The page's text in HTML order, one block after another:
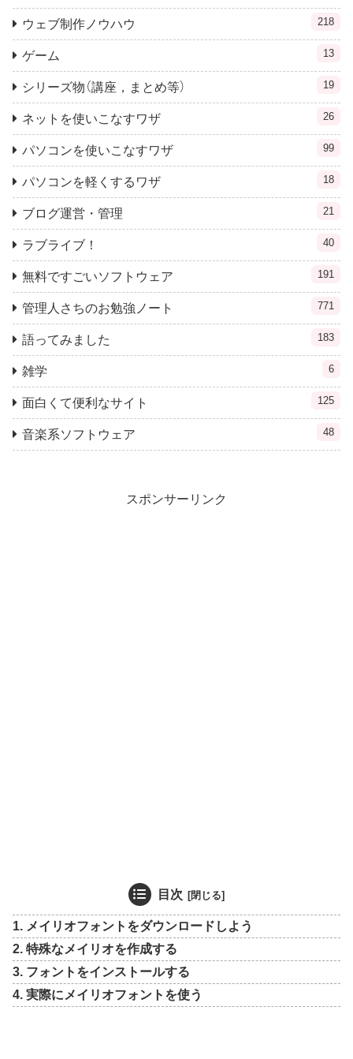
ウェブ制作ノウハウ 218
ゲーム 13
シリーズ物（講座，まとめ等） 19
ネットを使いこなすワザ 26
パソコンを使いこなすワザ 99
パソコンを軽くするワザ 18
ブログ運営・管理 21
ラブライブ！ 40
無料ですごいソフトウェア 191
管理人さちのお勉強ノート 771
語ってみました 183
雑学 6
面白くて便利なサイト 125
音楽系ソフトウェア 48
スポンサーリンク
目次
1. メイリオフォントをダウンロードしよう
2. 特殊なメイリオを作成する
3. フォントをインストールする
4. 実際にメイリオフォントを使う